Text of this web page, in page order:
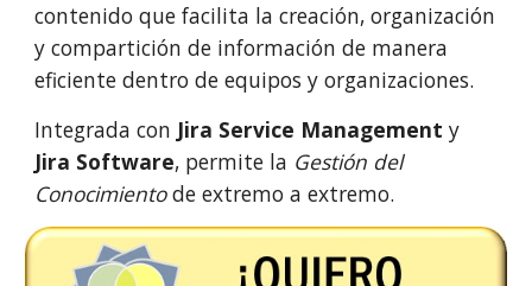
contenido que facilita la creación, organización
y compartición de información de manera
eficiente dentro de equipos y organizaciones.
Integrada con Jira Service Management y
Jira Software, permite la Gestión del
Conocimientode extremo a extremo.